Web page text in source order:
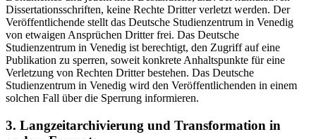
Dissertationsschriften, keine Rechte Dritter verletzt werden. Der
Veröffentlichende stellt das Deutsche Studienzentrum in Venedig
von etwaigen Ansprüchen Dritter frei. Das Deutsche
Studienzentrum in Venedig ist berechtigt, den Zugriff auf eine
Publikation zu sperren, soweit konkrete Anhaltspunkte für eine
Verletzung von Rechten Dritter bestehen. Das Deutsche
Studienzentrum in Venedig wird den Veröffentlichenden in einem
solchen Fall über die Sperrung informieren.
3. Langzeitarchivierung und Transformation in